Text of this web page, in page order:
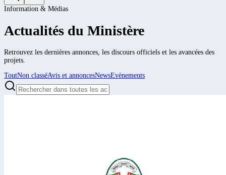
Information & Médias
Actualités du Ministère
Retrouvez les dernières annonces, les discours officiels et les avancées des
projets.
ToutNon classéAvis et annoncesNewsEvènements